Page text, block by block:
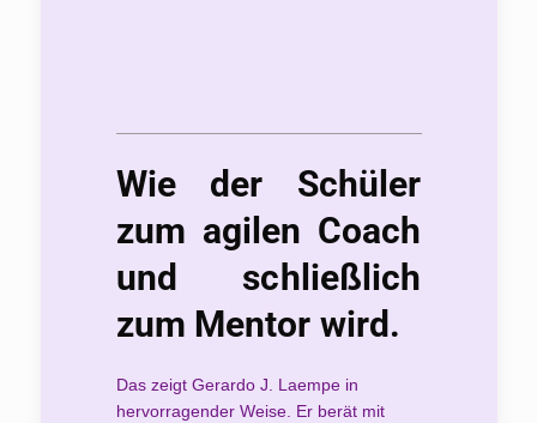
Wie der Schüler
zum agilen Coach
und schließlich
zum Mentor wird.
Das zeigt Gerardo J. Laempe in
hervorragender Weise. Er berät mit